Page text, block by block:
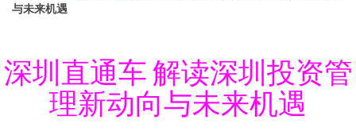
与未来机遇
深圳直通车 解读深圳投资管
理新动向与未来机遇